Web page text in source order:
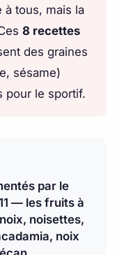
à tous, mais la
8 recettes
des graines
sésame)
pour le sportif.
par le
— les fruits à
noisettes,
noix